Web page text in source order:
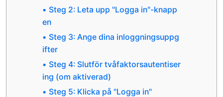
Steg 2: Leta upp "Logga in"-knapp
en
Steg 3: Ange dina inloggningsuppg
ifter
Steg 4: Slutför tvåfaktorsautentiser
ing (om aktiverad)
Steg 5: Klicka på "Logga in"